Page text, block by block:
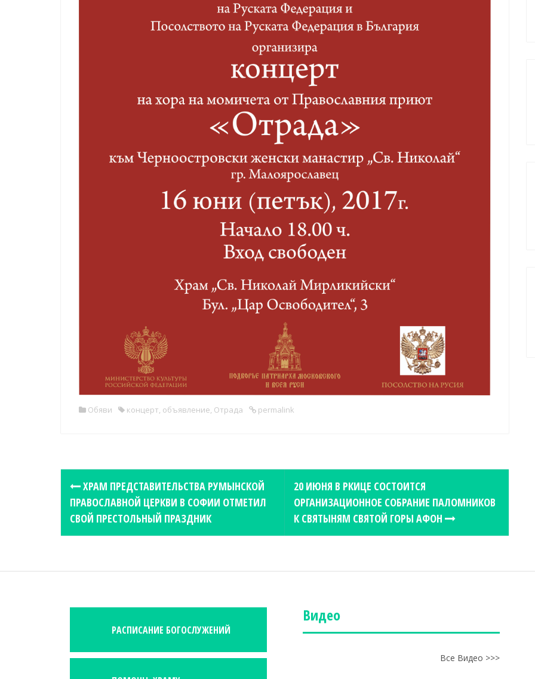
Обяви концерт, объявление, Отрада permalink
t
a
ХРАМ ПРЕДСТАВИТЕЛЬСТВА РУМЫНСКОЙ
ПРАВОСЛАВНОЙ ЦЕРКВИ В СОФИИ ОТМЕТИЛ
СВОЙ ПРЕСТОЛЬНЫЙ ПРАЗДНИК
20 ИЮНЯ В РКИЦЕ СОСТОИТСЯ
ОРГАНИЗАЦИОННОЕ СОБРАНИЕ ПАЛОМНИКОВ
К СВЯТЫНЯМ СВЯТОЙ ГОРЫ АФОН
РАСПИСАНИЕ БОГОСЛУЖЕНИЙ
Видео
Все Видео >>>